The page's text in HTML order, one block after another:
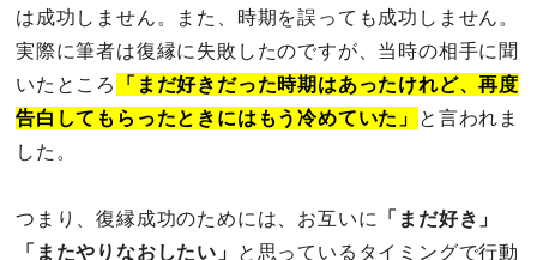
は成功しません。また、時期を誤っても成功しません。
実際に筆者は復縁に失敗したのですが、当時の相手に聞
いたところ
「まだ好きだった時期はあったけれど、再度
告白してもらったときにはもう冷めていた」 と言われま
した。
つまり、復縁成功のためには、お互いに 「まだ好き」
「またやりなおしたい」 と思っているタイミングで行動